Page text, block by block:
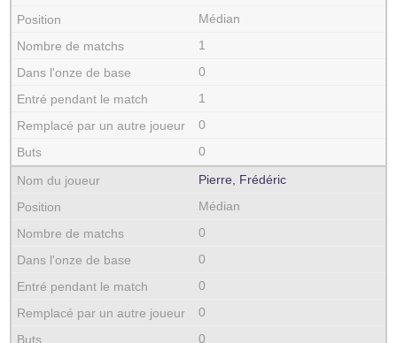
Médian
1
0
1
0
0
Pierre, Frédéric
Médian
0
0
0
0
0